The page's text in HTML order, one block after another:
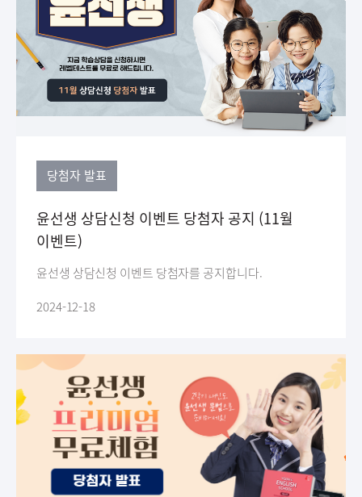
당첨자 발표
윤선생 상담신청 이벤트 당첨자 공지 (11월
이벤트)
윤선생 상담신청 이벤트 당첨자를 공지합니다.
2024-12-18